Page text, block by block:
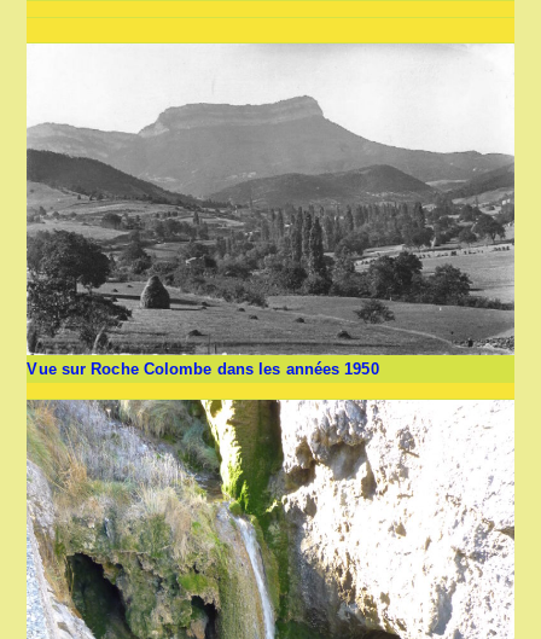
Vue sur Roche Colombe dans les années 1950